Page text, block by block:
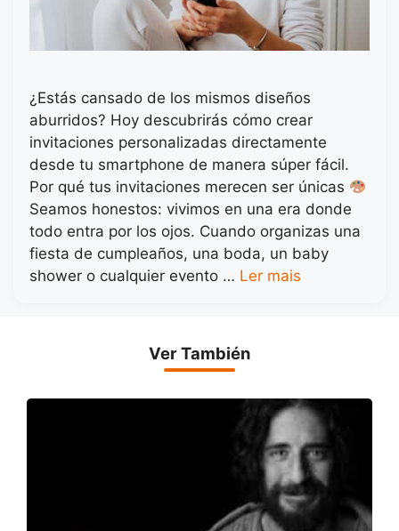
¿Estás cansado de los mismos diseños
aburridos? Hoy descubrirás cómo crear
invitaciones personalizadas directamente
desde tu smartphone de manera súper fácil.
Por qué tus invitaciones merecen ser únicas
Seamos honestos: vivimos en una era donde
todo entra por los ojos. Cuando organizas una
fiesta de cumpleaños, una boda, un baby
shower o cualquier evento … Ler mais
Ver También